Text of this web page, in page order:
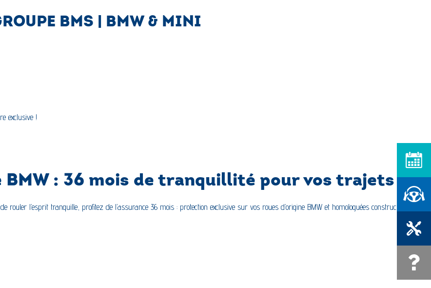
BMS | BMW & MINI
exclusive !
: 36 mois de tranquillité pour vos trajets
l’esprit tranquille, profitez de l’assurance 36 mois : protection exclusive sur vos roues d’origine BMW et homologuées constructeur,
Prendre
Réserver
Prendre
Une